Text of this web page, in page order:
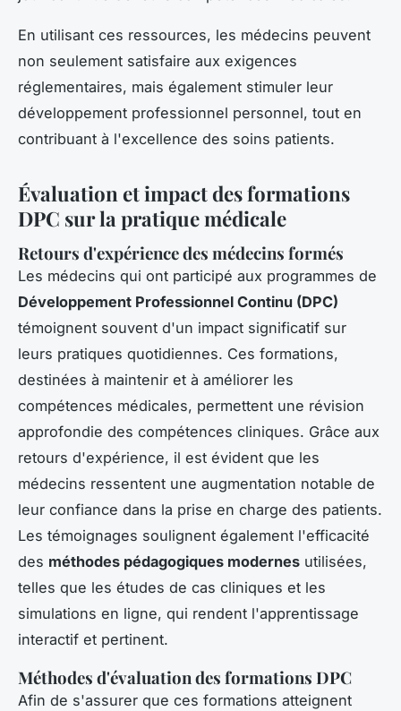
En utilisant ces ressources, les médecins peuvent
non seulement satisfaire aux exigences
réglementaires, mais également stimuler leur
développement professionnel personnel, tout en
contribuant à l'excellence des soins patients.
Évaluation et impact des formations
DPC sur la pratique médicale
Retours d'expérience des médecins formés
Les médecins qui ont participé aux programmes de
Développement Professionnel Continu (DPC)
témoignent souvent d'un impact significatif sur
leurs pratiques quotidiennes. Ces formations,
destinées à maintenir et à améliorer les
compétences médicales, permettent une révision
approfondie des compétences cliniques. Grâce aux
retours d'expérience, il est évident que les
médecins ressentent une augmentation notable de
leur confiance dans la prise en charge des patients.
Les témoignages soulignent également l'efficacité
des méthodes pédagogiques modernes utilisées,
telles que les études de cas cliniques et les
simulations en ligne, qui rendent l'apprentissage
interactif et pertinent.
Méthodes d'évaluation des formations DPC
Afin de s'assurer que ces formations atteignent